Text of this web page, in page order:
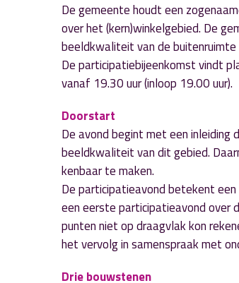
De gemeente houdt een
over het (kern)winkelgebied. De
beeldkwaliteit van de
De participatiebijeenkomst vindt
vanaf 19.30 uur (inloop 19.00 uur).
Doorstart
De avond begint met een inleiding
beeldkwaliteit van dit gebied.
kenbaar te maken.
De participatieavond betekent
een eerste participatieavond over
punten niet op draagvlak kon
het vervolg in samenspraak met
Drie bouwstenen